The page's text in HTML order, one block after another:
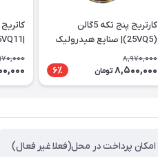
کارتریج پنج تکه 5گالن
(25VQ5)| صنایع هیدرولیک
ایرانیان
8,970,000
8,500,000 تومان 6٪
|25VQ11
امکان پرداخت در محل(فعلا غیر فعال)